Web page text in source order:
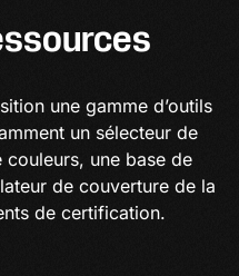
une gamme d’outils
un sélecteur de
une base de
de couverture de la
de certification.